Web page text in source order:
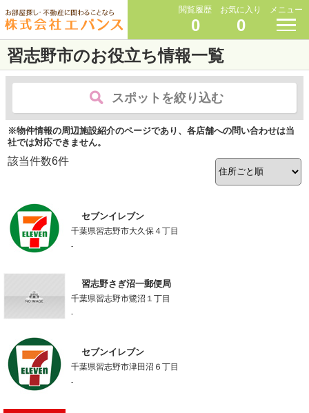
閲覧履歴
0
お気に入り
0
メニュー
習志野市のお役立ち情報一覧
スポットを絞り込む
※物件情報の周辺施設紹介のページであり、各店舗への問い合わせは当
社では対応できません。
該当件数6件
セブンイレブン
千葉県習志野市大久保４丁目
-
習志野さぎ沼一郵便局
千葉県習志野市鷺沼１丁目
-
セブンイレブン
千葉県習志野市津田沼６丁目
-